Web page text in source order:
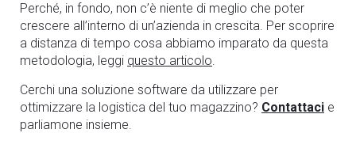
Perché, in fondo, non c’è niente di meglio che poter
crescere all’interno di un’azienda in crescita. Per scoprire
a distanza di tempo cosa abbiamo imparato da questa
metodologia, leggi questo articolo.
Cerchi una soluzione software da utilizzare per
ottimizzare la logistica del tuo magazzino? Contattaci e
parliamone insieme.